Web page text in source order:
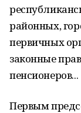
районных,
первичных
законные
пенсионеров...
Первым